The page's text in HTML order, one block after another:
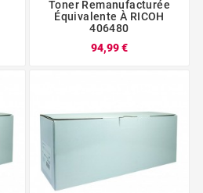
Toner Remanufacturée
Équivalente À RICOH
406480
94,99 €